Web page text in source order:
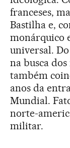
franceses,
Bastilha e,
monárquico
universal.
na busca
também
anos da
Mundial.
norte-
militar.